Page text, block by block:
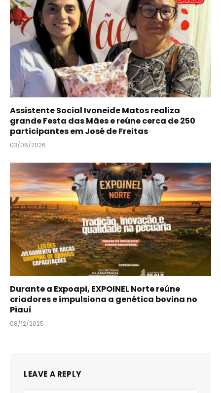
Assistente Social Ivoneide Matos realiza
grande Festa das Mães e reúne cerca de 250
participantes em José de Freitas
03/06/2026
Durante a Expoapi, EXPOINEL Norte reúne
criadores e impulsiona a genética bovina no
Piauí
08/12/2025
LEAVE A REPLY